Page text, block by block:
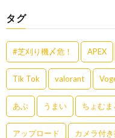
タグ
#芝刈り機〆危！ APEX
Tik Tok valorant
あぶ うまい ちょむま
アップロード カメラ付